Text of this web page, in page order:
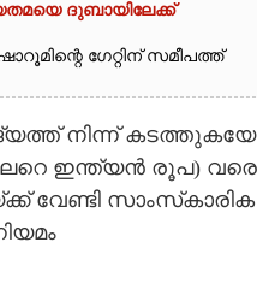
ദുബായിലേക്ക്
ഗേറ്റിന് സമീപത്ത്
നിന്ന്
ഇന്ത്യന്‍ രൂപ) വരെ
വേണ്ടി സാംസ്‌കാരിക